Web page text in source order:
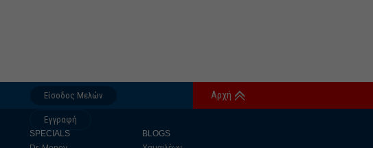
Είσοδος Μελών
Εγγραφή
Αρχή
SPECIALS
BLOGS